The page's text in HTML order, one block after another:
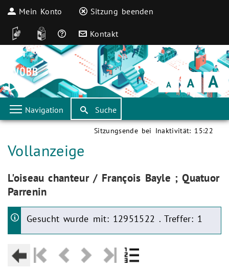
Mein Konto Sitzung beenden
DGS Leichte Sprache
Häufige Fragen
Kontakt
Schrift
klein Schrift
normal Schrift
groß
Navigation Suche
Sitzungsende bei Inaktivität: 15:22
Aktuelle Seite:
Vollanzeige
Aktuelle Seite:
L'oiseau chanteur / François Bayle ; Quatuor
Parrenin
Gesucht wurde mit: 12951522 . Treffer: 1